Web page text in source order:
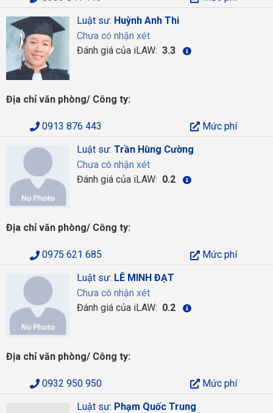
Luật sư: Huỳnh Anh Thi
Chưa có nhận xét
Đánh giá của iLAW: 3.3
Địa chỉ văn phòng/ Công ty:
0913 876 443
Mức phí
Luật sư: Trần Hùng Cường
Chưa có nhận xét
Đánh giá của iLAW: 0.2
Địa chỉ văn phòng/ Công ty:
0975 621 685
Mức phí
Luật sư: LÊ MINH ĐẠT
Chưa có nhận xét
Đánh giá của iLAW: 0.2
Địa chỉ văn phòng/ Công ty:
0932 950 950
Mức phí
Luật sư: Phạm Quốc Trung